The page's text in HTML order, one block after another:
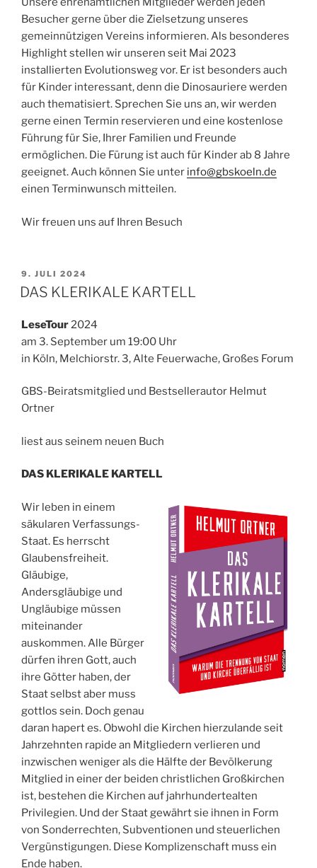
Besucher gerne über die Zielsetzung unseres
gemeinnützigen Vereins informieren. Als besonderes
Highlight stellen wir unseren seit Mai 2023
installierten Evolutionsweg vor. Er ist besonders auch
für Kinder interessant, denn die Dinosauriere werden
auch thematisiert. Sprechen Sie uns an, wir werden
gerne einen Termin reservieren und eine kostenlose
Führung für Sie, Ihrer Familien und Freunde
ermöglichen. Die Fürung ist auch für Kinder ab 8 Jahre
geeignet. Auch können Sie unter info@gbskoeln.de
einen Terminwunsch mitteilen.
Wir freuen uns auf Ihren Besuch
VERÖFFENTLICHT
AM
9. JULI 2024
DAS KLERIKALE KARTELL
LeseTour2024
am 3. September um 19:00 Uhr
in Köln, Melchiorstr. 3, Alte Feuerwache, Großes Forum
GBS-Beiratsmitglied und Bestsellerautor Helmut
Ortner
liest aus seinem neuen Buch
DAS KLERIKALE KARTELL
Wir leben in einem
säkularen Verfassungs-
Staat. Es herrscht
Glaubensfreiheit.
Gläubige,
Andersgläubige und
Ungläubige müssen
miteinander
auskommen. Alle Bürger
dürfen ihren Gott, auch
ihre Götter haben, der
Staat selbst aber muss
gottlos sein. Doch genau
daran hapert es. Obwohl die Kirchen hierzulande seit
Jahrzehnten rapide an Mitgliedern verlieren und
inzwischen weniger als die Hälfte der Bevölkerung
Mitglied in einer der beiden christlichen Großkirchen
ist, bestehen die Kirchen auf jahrhundertealten
Privilegien. Und der Staat gewährt sie ihnen in Form
von Sonderrechten, Subventionen und steuerlichen
Vergünstigungen. Diese Komplizenschaft muss ein
Ende haben.